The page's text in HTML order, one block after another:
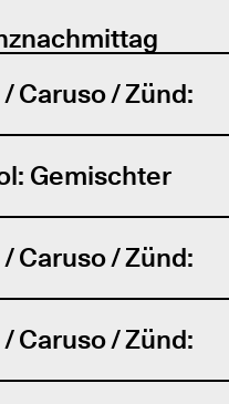
Caruso / Zünd:
Gemischter
Caruso / Zünd:
Caruso / Zünd: